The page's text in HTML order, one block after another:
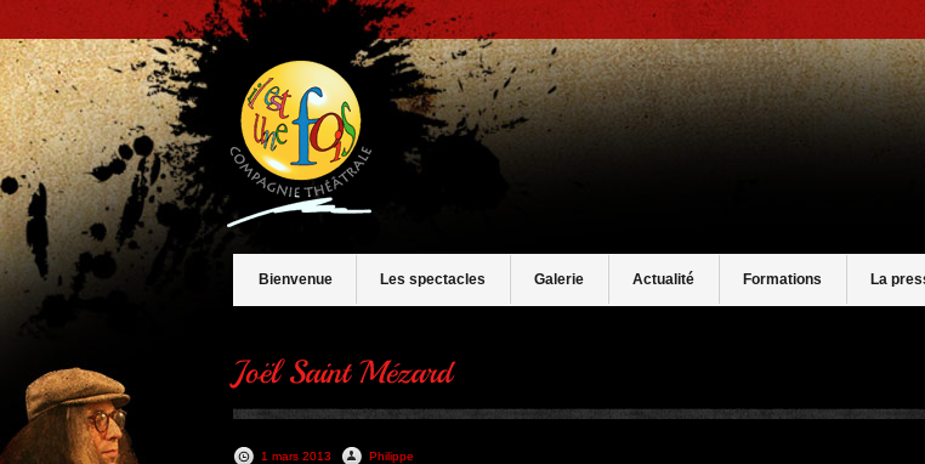
Bienvenue Les spectacles Galerie Actualité Formations La
1 mars 2013 Philippe